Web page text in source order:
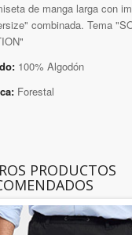
de manga larga con
combinada. Tema
100% Algodón
Forestal
PRODUCTOS